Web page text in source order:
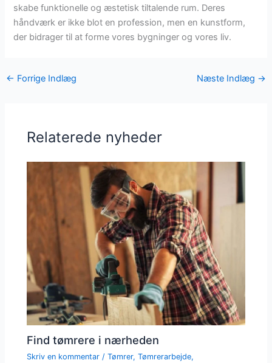
skabe funktionelle og æstetisk tiltalende rum. Deres
håndværk er ikke blot en profession, men en kunstform,
der bidrager til at forme vores bygninger og vores liv.
← Forrige Indlæg Næste Indlæg →
Relaterede nyheder
Find tømrere i nærheden
Skriv en kommentar /Tømrer,Tømrerarbejde,